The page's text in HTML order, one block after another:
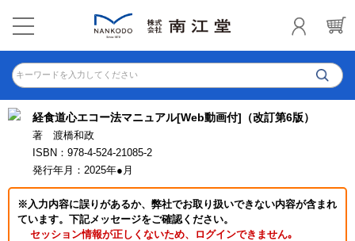
キーワードを入力してください
経食道心エコー法マニュアル[Web動画付]（改訂第6版）
著 渡橋和政
ISBN：978-4-524-21085-2
発行年月：2025年●月
※入力内容に誤りがあるか、弊社でお取り扱いできない内容が含まれ
ています。下記メッセージをご確認ください。
セッション情報が正しくないため、ログインできません｡